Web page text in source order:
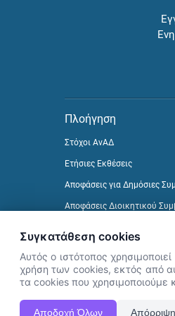
Πλοήγηση
Στόχοι ΑνΑΔ
Ετήσιες Εκθέσεις
Αποφάσεις για Δημόσιες
Αποφάσεις Διοικητικού
Συγκατάθεση cookies
Αυτός ο ιστότοπος
χρήση των cookies, εκτός από
τα cookies που χρησιμοποιούμε
Αποδοχή Όλων